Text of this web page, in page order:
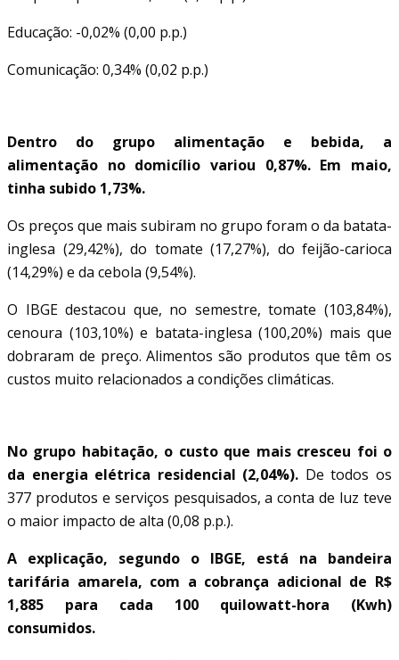
Educação: -0,02% (0,00 p.p.)
Comunicação: 0,34% (0,02 p.p.)
Dentro do grupo alimentação e bebida, a
alimentação no domicílio variou 0,87%. Em maio,
tinha subido 1,73%.
Os preços que mais subiram no grupo foram o da batata-
inglesa (29,42%), do tomate (17,27%), do feijão-carioca
(14,29%) e da cebola (9,54%).
O IBGE destacou que, no semestre, tomate (103,84%),
cenoura (103,10%) e batata-inglesa (100,20%) mais que
dobraram de preço. Alimentos são produtos que têm os
custos muito relacionados a condições climáticas.
No grupo habitação, o custo que mais cresceu foi o
da energia elétrica residencial (2,04%). De todos os
377 produtos e serviços pesquisados, a conta de luz teve
o maior impacto de alta (0,08 p.p.).
A explicação, segundo o IBGE, está na bandeira
tarifária amarela, com a cobrança adicional de R$
1,885 para cada 100 quilowatt-hora (Kwh)
consumidos.